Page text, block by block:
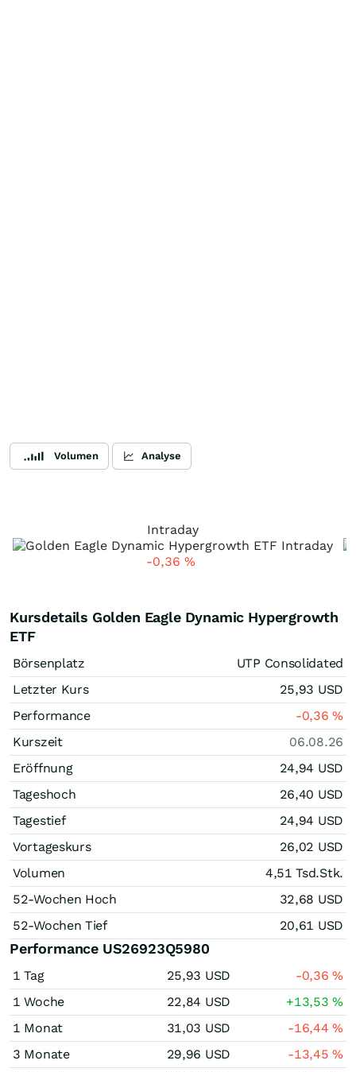
Volumen Analyse
Intraday
-0,36 %
Kursdetails Golden Eagle Dynamic Hypergrowth
ETF
Börsenplatz
UTP Consolidated
Letzter Kurs
25,93 USD
Performance
-0,36%
Kurszeit
06.08.26
Eröffnung
24,94 USD
Tageshoch
26,40 USD
Tagestief
24,94 USD
Vortageskurs
26,02 USD
Volumen
4,51 Tsd.Stk.
52-Wochen Hoch
32,68 USD
52-Wochen Tief
20,61 USD
Performance US26923Q5980
1 Tag 25,93 USD -0,36%
1 Woche
22,84 USD +13,53%
1 Monat
31,03 USD -16,44%
3 Monate
29,96 USD -13,45%